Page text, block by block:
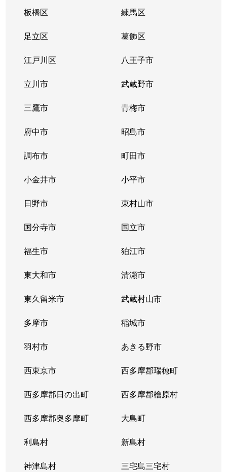
板橋区 練馬区
足立区 葛飾区
江戸川区 八王子市
立川市 武蔵野市
三鷹市 青梅市
府中市 昭島市
調布市 町田市
小金井市 小平市
日野市 東村山市
国分寺市 国立市
福生市 狛江市
東大和市 清瀬市
東久留米市 武蔵村山市
多摩市 稲城市
羽村市 あきる野市
西東京市 西多摩郡瑞穂町
西多摩郡日の出町 西多摩郡檜原村
西多摩郡奥多摩町 大島町
利島村 新島村
神津島村 三宅島三宅村